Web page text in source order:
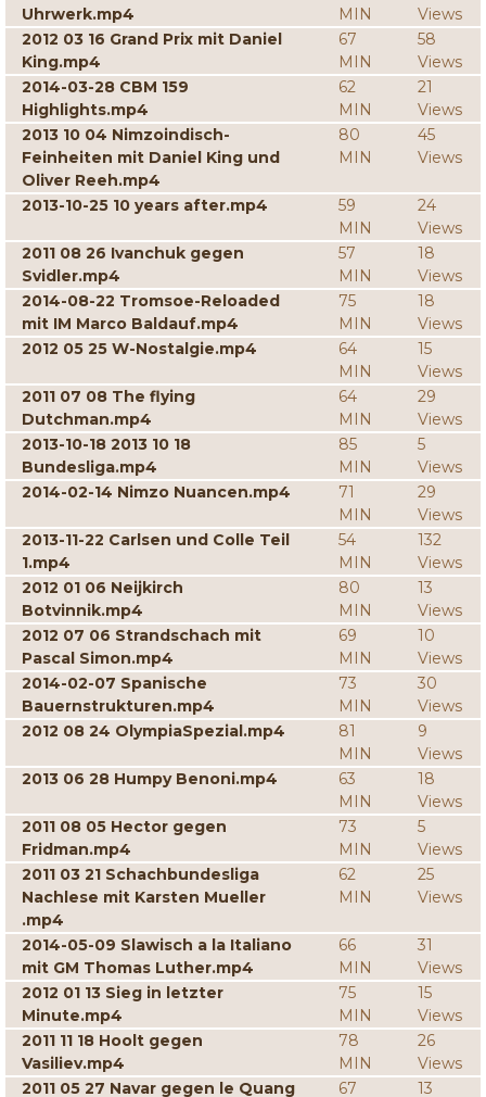
Uhrwerk.mp4
MIN
Views
2012 03 16 Grand Prix mit Daniel
King.mp4
67
MIN
58
Views
2014-03-28 CBM 159
Highlights.mp4
62
MIN
21
Views
2013 10 04 Nimzoindisch-
Feinheiten mit Daniel King und
Oliver Reeh.mp4
80
MIN
45
Views
2013-10-25 10 years after.mp4
59
MIN
24
Views
2011 08 26 Ivanchuk gegen
Svidler.mp4
57
MIN
18
Views
2014-08-22 Tromsoe-Reloaded
mit IM Marco Baldauf.mp4
75
MIN
18
Views
2012 05 25 W-Nostalgie.mp4
64
MIN
15
Views
2011 07 08 The flying
Dutchman.mp4
64
MIN
29
Views
2013-10-18 2013 10 18
Bundesliga.mp4
85
MIN
5
Views
2014-02-14 Nimzo Nuancen.mp4
71
MIN
29
Views
2013-11-22 Carlsen und Colle Teil
1.mp4
54
MIN
132
Views
2012 01 06 Neijkirch
Botvinnik.mp4
80
MIN
13
Views
2012 07 06 Strandschach mit
Pascal Simon.mp4
69
MIN
10
Views
2014-02-07 Spanische
Bauernstrukturen.mp4
73
MIN
30
Views
2012 08 24 OlympiaSpezial.mp4
81
MIN
9
Views
2013 06 28 Humpy Benoni.mp4
63
MIN
18
Views
2011 08 05 Hector gegen
Fridman.mp4
73
MIN
5
Views
2011 03 21 Schachbundesliga
Nachlese mit Karsten Mueller
.mp4
62
MIN
25
Views
2014-05-09 Slawisch a la Italiano
mit GM Thomas Luther.mp4
66
MIN
31
Views
2012 01 13 Sieg in letzter
Minute.mp4
75
MIN
15
Views
2011 11 18 Hoolt gegen
Vasiliev.mp4
78
MIN
26
Views
2011 05 27 Navar gegen le Quang
67 13